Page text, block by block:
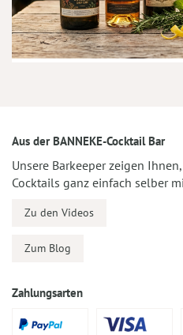
Aus der BANNEKE-Cocktail Bar
Unsere Barkeeper zeigen
Cocktails ganz einfach selber
Zu den Videos
Zum Blog
Zahlungsarten